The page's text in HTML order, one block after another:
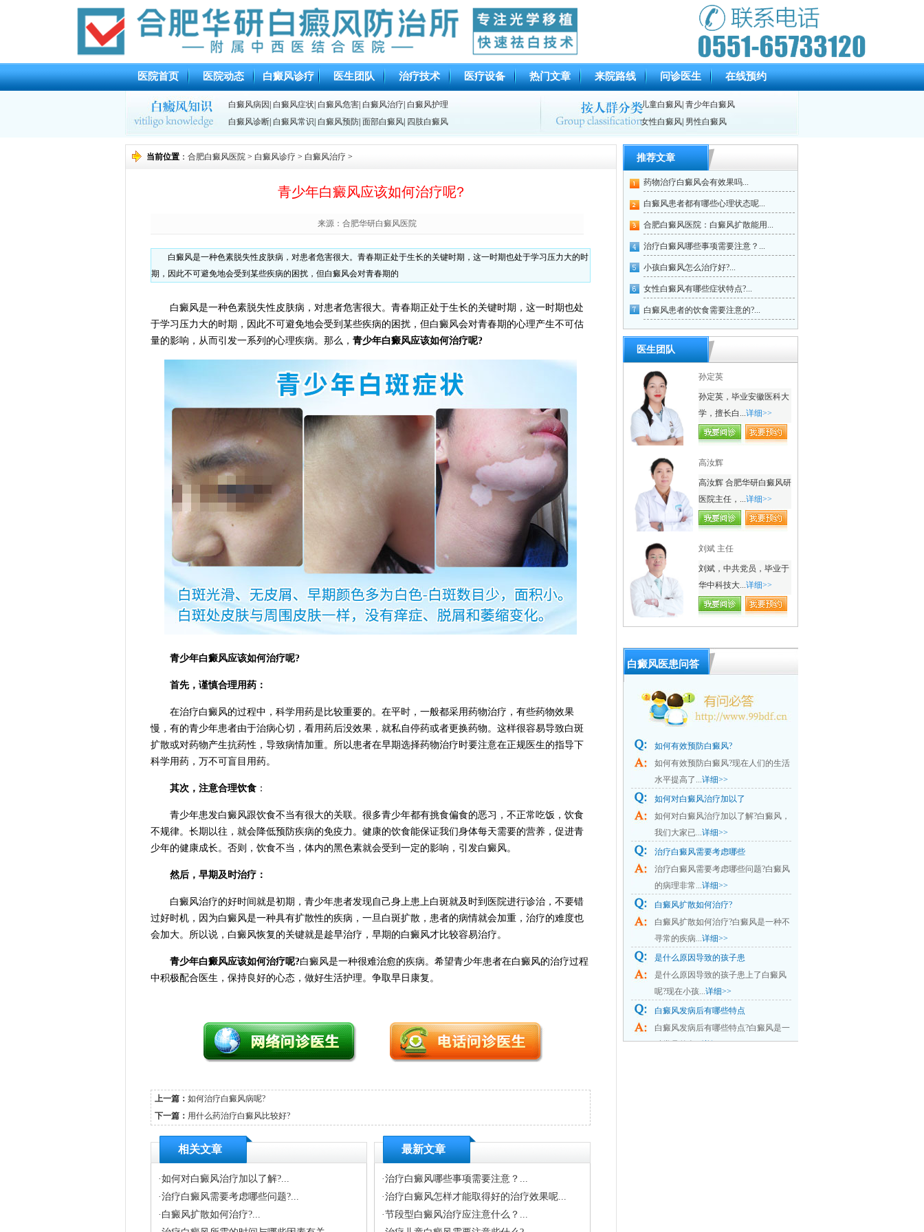
医院首页 医院动态 白癜风诊疗 医生团队 治疗技术 医疗设备 热门文章 来院路线 问诊医生 在线预约
白癜风病因 白癜风症状 白癜风危害 白癜风治疗 白癜风护理
白癜风诊断 白癜风常识 白癜风预防 面部白癜风 四肢白癜风
儿童白癜风 青少年白癜风
女性白癜风 男性白癜风
当前位置 ： 合肥白癜风医院 > 白癜风诊疗 > 白癜风治疗 >
青少年白癜风应该如何治疗呢?
来源：合肥华研白癜风医院
白癜风是一种色素脱失性皮肤病，对患者危害很大。青春期正处于生长的关键时期，这一时期也处于学习压力大的时
期，因此不可避免地会受到某些疾病的困扰，但白癜风会对青春期的
白癜风是一种色素脱失性皮肤病，对患者危害很大。青春期正处于生长的关键时期，这一时期也处
于学习压力大的时期，因此不可避免地会受到某些疾病的困扰，但白癜风会对青春期的心理产生不可估
量的影响，从而引发一系列的心理疾病。那么， 青少年白癜风应该如何治疗呢?
青少年白癜风应该如何治疗呢?
首先，谨慎合理用药：
在治疗白癜风的过程中，科学用药是比较重要的。在平时，一般都采用药物治疗，有些药物效果
慢，有的青少年患者由于治病心切，看用药后没效果，就私自停药或者更换药物。这样很容易导致白斑
扩散或对药物产生抗药性，导致病情加重。所以患者在早期选择药物治疗时要注意在正规医生的指导下
科学用药，万不可盲目用药。
其次，注意合理饮食 ：
青少年患发白癜风跟饮食不当有很大的关联。很多青少年都有挑食偏食的恶习，不正常吃饭，饮食
不规律。长期以往，就会降低预防疾病的免疫力。健康的饮食能保证我们身体每天需要的营养，促进青
少年的健康成长。否则，饮食不当，体内的黑色素就会受到一定的影响，引发白癜风。
然后，早期及时治疗：
白癜风治疗的好时间就是初期，青少年患者发现自己身上患上白斑就及时到医院进行诊治，不要错
过好时机，因为白癜风是一种具有扩散性的疾病，一旦白斑扩散，患者的病情就会加重，治疗的难度也
会加大。所以说，白癜风恢复的关键就是趁早治疗，早期的白癜风才比较容易治疗。
青少年白癜风应该如何治疗呢?白癜风是一种很难治愈的疾病。希望青少年患者在白癜风的治疗过程
中积极配合医生，保持良好的心态，做好生活护理。争取早日康复。
上一篇： 如何治疗白癜风病呢?
下一篇： 用什么药治疗白癜风比较好?
相关文章
·如何对白癜风治疗加以了解?...
·治疗白癜风需要考虑哪些问题?...
· 白癜风扩散如何治疗?...
最新文章
·治疗白癜风哪些事项需要注意？...
·治疗白癜风怎样才能取得好的治疗效果呢...
·节段型白癜风治疗应注意什么？...
推荐文章
药物治疗白癜风会有效果吗...
白癜风患者都有哪些心理状态呢...
合肥白癜风医院：白癜风扩散能用...
治疗白癜风哪些事项需要注意？...
小孩白癜风怎么治疗好?...
女性白癜风有哪些症状特点?...
白癜风患者的饮食需要注意的?...
医生团队
孙定英
孙定英，毕业安徽医科大
学，擅长白...详细>>
高汝辉
高汝辉 合肥华研白癜风研
医院主任，...详细>>
刘斌 主任
刘斌，中共党员，毕业于
华中科技大...详细>>
白癜风医患问答
如何有效预防白癜风?
如何有效预防白癜风?现在人们的生活
水平提高了...详细>>
如何对白癜风治疗加以了
如何对白癜风治疗加以了解?白癜风，
我们大家已...详细>>
治疗白癜风需要考虑哪些
治疗白癜风需要考虑哪些问题?白癜风
的病理非常...详细>>
白癜风扩散如何治疗?
白癜风扩散如何治疗?白癜风是一种不
寻常的疾病...详细>>
是什么原因导致的孩子患
是什么原因导致的孩子患上了白癜风
呢?现在小孩...详细>>
白癜风发病后有哪些特点
白癜风发病后有哪些特点?白癜风是一
种常见的色...详细>>